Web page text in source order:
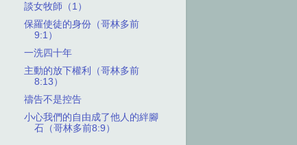
談女牧師（1）
保羅使徒的身份（哥林多前
9:1）
一洗四十年
主動的放下權利（哥林多前
8:13）
禱告不是控告
小心我們的自由成了他人的絆腳
石（哥林多前8:9）